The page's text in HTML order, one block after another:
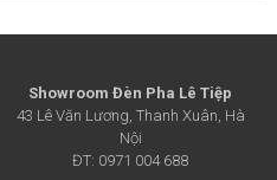
Showroom Đèn Pha Lê Tiệp
43 Lê Văn Lương, Thanh Xuân, Hà
Nội
ĐT: 0971 004 688